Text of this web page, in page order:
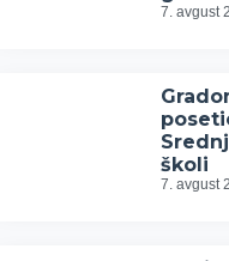
7. avgust
školi
7. avgust